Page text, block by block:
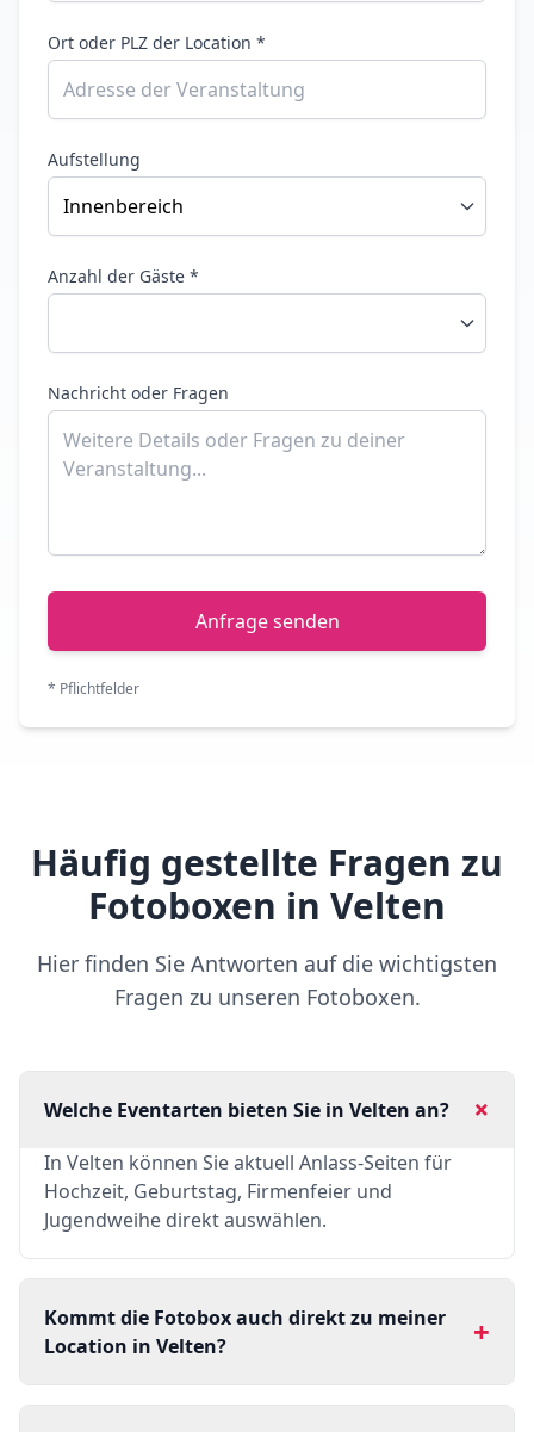
Ort oder PLZ der Location *
Aufstellung
Anzahl der Gäste *
Nachricht oder Fragen
Anfrage senden
* Pflichtfelder
Häufig gestellte Fragen zu
Fotoboxen in Velten
Hier finden Sie Antworten auf die wichtigsten
Fragen zu unseren Fotoboxen.
Welche Eventarten bieten Sie in Velten an? +
In Velten können Sie aktuell Anlass-Seiten für
Hochzeit, Geburtstag, Firmenfeier und
Jugendweihe direkt auswählen.
Kommt die Fotobox auch direkt zu meiner
Location in Velten?
+